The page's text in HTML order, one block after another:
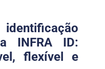
INFRA ID:
flexível e